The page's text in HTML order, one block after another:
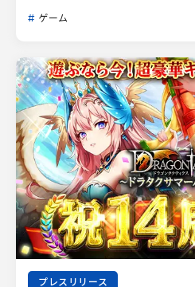
ゲーム
プレスリリース